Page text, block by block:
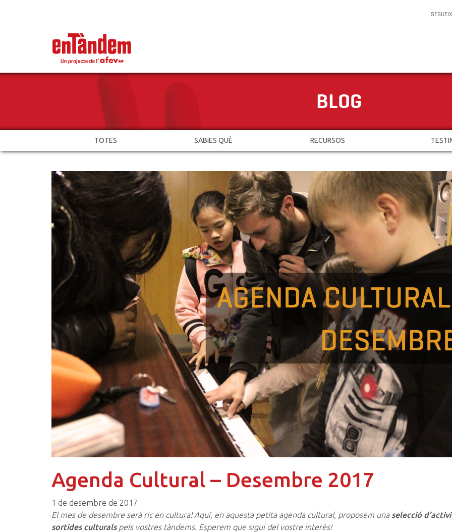
BLOG
TOTES SABIES QUÈ RECURSOS
Agenda Cultural – Desembre 2017
1 de desembre de 2017
El mes de desembre serà ric en cultura! Aquí, en aquesta petita agenda cultural, proposem una selecció
sortides culturalspels vostres tàndems. Esperem que sigui del vostre interès!